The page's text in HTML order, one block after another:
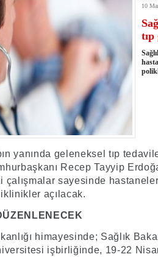
- Hakkari'ye Raftingde Çifte
- Dağcı Yüksel Işık'ın izini
- Hayvanlar Şarbona karşı
- Hakkari'de yaz ortasında kış
19:22- Cennet-Cehennem Vadisi'nde
- CHP Hakkari ve 26 il
19:17- Cennet Cehennem Vadisi'nde
- Bakan Yardımcısı Çelik,
- Hakkari'de 503 kilogram Esrar
- Bakan Yardımcısı Ali Çelik
10
yanında geleneksel tıp
Recep Tayyip
çalışmalar sayesinde
açılacak.
himayesinde; Sağlık
işbirliğinde, 19-22